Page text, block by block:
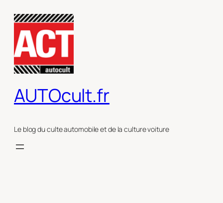
contenu
AUTOcult.fr
Le blog du culte automobile et de la culture voiture